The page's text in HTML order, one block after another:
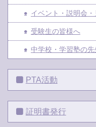
イベント・説明会・
受験生の皆様へ
中学校・学習塾の
PTA活動
証明書発行